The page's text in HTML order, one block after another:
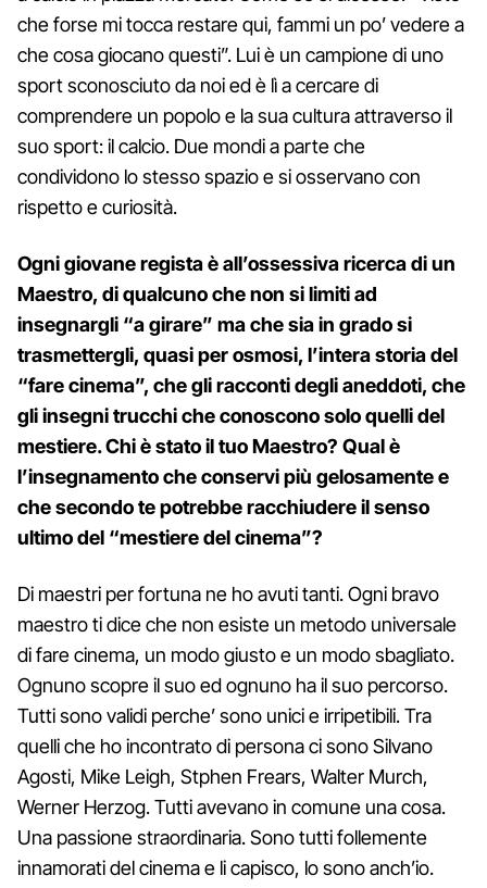
che forse mi tocca restare qui, fammi un po’ vedere a
che cosa giocano questi”. Lui è un campione di uno
sport sconosciuto da noi ed è lì a cercare di
comprendere un popolo e la sua cultura attraverso il
suo sport: il calcio. Due mondi a parte che
condividono lo stesso spazio e si osservano con
rispetto e curiosità.
Ogni giovane regista è all’ossessiva ricerca di un
Maestro, di qualcuno che non si limiti ad
insegnargli “a girare” ma che sia in grado si
trasmettergli, quasi per osmosi, l’intera storia del
“fare cinema”, che gli racconti degli aneddoti, che
gli insegni trucchi che conoscono solo quelli del
mestiere. Chi è stato il tuo Maestro? Qual è
l’insegnamento che conservi più gelosamente e
che secondo te potrebbe racchiudere il senso
ultimo del “mestiere del cinema”?
Di maestri per fortuna ne ho avuti tanti. Ogni bravo
maestro ti dice che non esiste un metodo universale
di fare cinema, un modo giusto e un modo sbagliato.
Ognuno scopre il suo ed ognuno ha il suo percorso.
Tutti sono validi perche’ sono unici e irripetibili. Tra
quelli che ho incontrato di persona ci sono Silvano
Agosti, Mike Leigh, Stphen Frears, Walter Murch,
Werner Herzog. Tutti avevano in comune una cosa.
Una passione straordinaria. Sono tutti follemente
innamorati del cinema e li capisco, lo sono anch’io.